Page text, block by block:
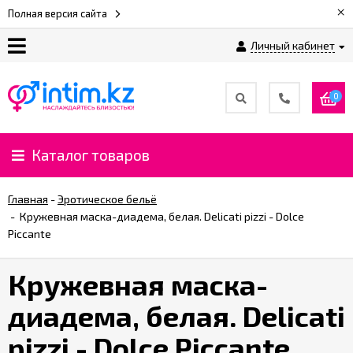
Полная версия сайта ×
Личный кабинет
нас
Доставка
и
⚡
Рассрочка
%
CashBack
%
0
Каталог товаров
Главная -Эротическое бельё
- Кружевная маска-диадема, белая. Delicati pizzi - Dolce
Piccante
Кружевная маска-
диадема, белая. Delicati